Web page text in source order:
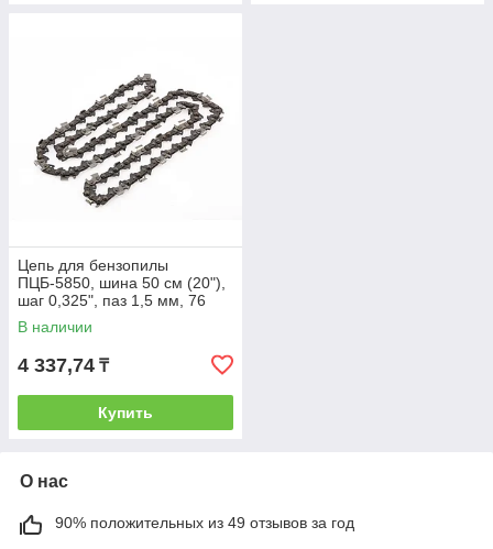
Цепь для бензопилы
ПЦБ-5850, шина 50 см (20"),
шаг 0,325", паз 1,5 мм, 76
звеньев// Сибртех
В наличии
4 337,74 ₸
Купить
О нас
90% положительных из 49 отзывов за год